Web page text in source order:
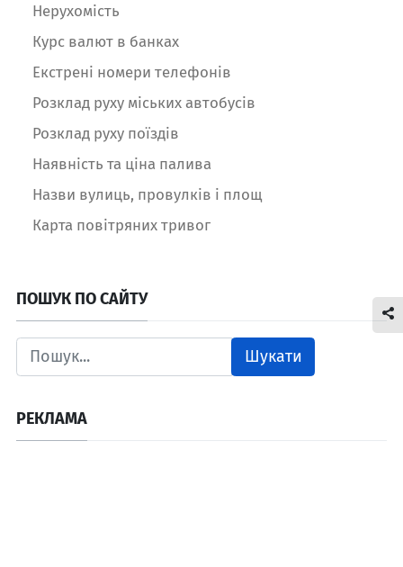
Нерухомість
Курс валют в банках
Екстрені номери телефонів
Розклад руху міських автобусів
Розклад руху поїздів
Наявність та ціна палива
Назви вулиць, провулків і площ
Карта повітряних тривог
ПОШУК ПО САЙТУ
Шукати
РЕКЛАМА